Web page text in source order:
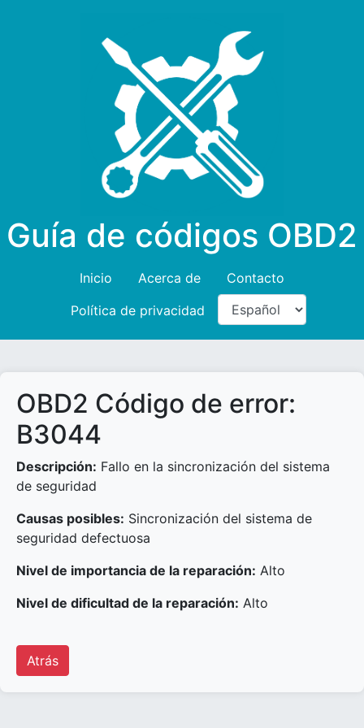
Guía de códigos OBD2
Inicio Acerca de
Contacto
Política de privacidad
OBD2 Código de error:
B3044
Descripción: Fallo en la sincronización del sistema
de seguridad
Causas posibles: Sincronización del sistema de
seguridad defectuosa
Nivel de importancia de la reparación: Alto
Nivel de dificultad de la reparación: Alto
Atrás